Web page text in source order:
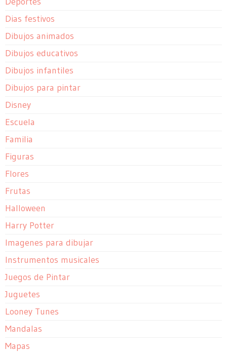
Dias festivos
Dibujos animados
Dibujos educativos
Dibujos infantiles
Dibujos para pintar
Disney
Escuela
Familia
Figuras
Flores
Frutas
Halloween
Harry Potter
Imagenes para dibujar
Instrumentos musicales
Juegos de Pintar
Juguetes
Looney Tunes
Mandalas
Mapas